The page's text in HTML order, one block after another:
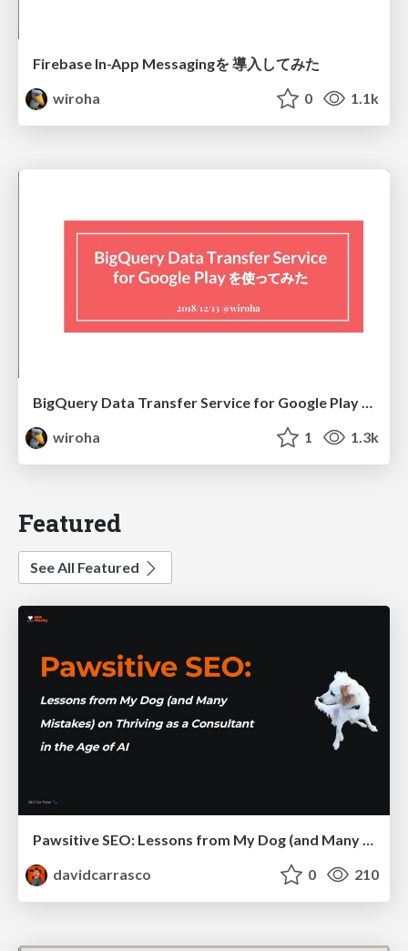
Firebase In-App Messagingを 導入してみた
wiroha
0 1.1k
BigQuery Data Transfer Service for Google Play を使ってみた / How to use BigQuery Data Transfer Service for Google Play
wiroha
1 1.3k
Featured
See All Featured
davidcarrasco
0 210